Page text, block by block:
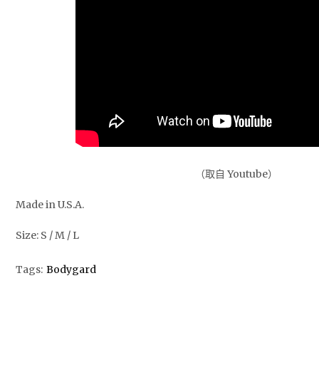
（取自 Youtube）
Made in U.S.A.
Size: S / M / L
Tags: Bodygard